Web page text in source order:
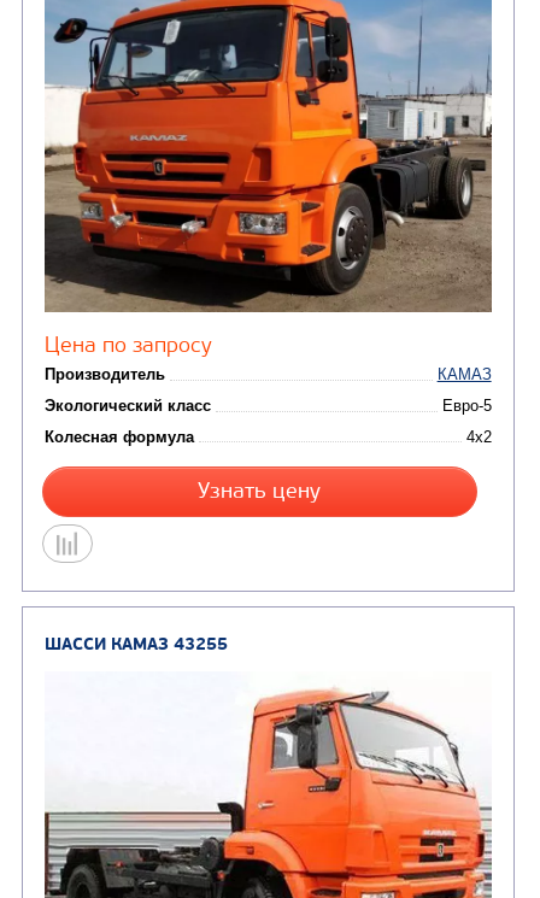
Цена по запросу
Производитель
Экологический класс
Колесная формула
Узнать цену
ШАССИ КАМАЗ 43253